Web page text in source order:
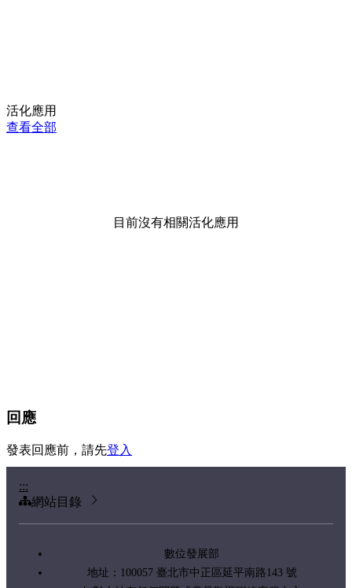
活化應用
查看全部
目前沒有相關活化應用
回應
發表回應前，請先登入
:::
網站目錄
數位發展部
地址：100057 臺北市中正區延平南路143 號